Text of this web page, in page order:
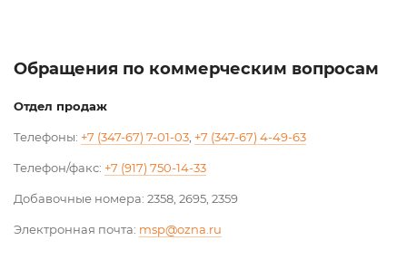
Обращения по коммерческим вопросам
Отдел продаж
Телефоны: +7 (347-67) 7-01-03 +7 (347-67) 4-49-63
Телефон/факс: +7 (917) 750-14-33
Добавочные номера: 2358, 2695, 2359
Электронная почта: msp@ozna.ru